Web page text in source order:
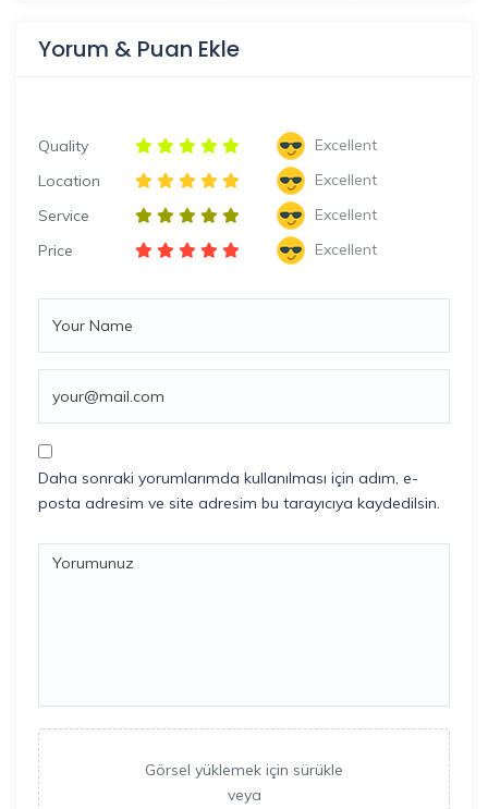
Yorum & Puan Ekle
Quality
Excellent
Location
Excellent
Service
Excellent
Price
Excellent
Daha sonraki yorumlarımda kullanılması için adım, e-
posta adresim ve site adresim bu tarayıcıya kaydedilsin.
Görsel yüklemek için sürükle
veya